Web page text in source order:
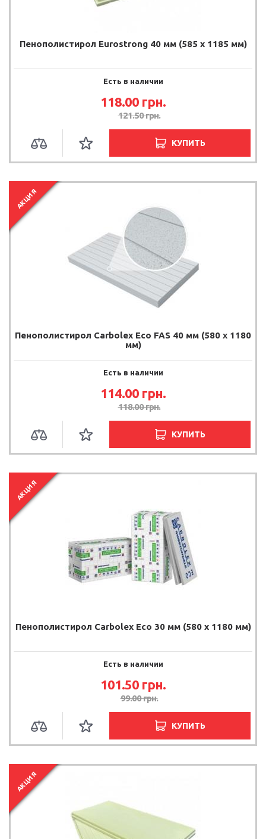
Пенополистирол Eurostrong 40 мм (585 x 1185 мм)
Есть в наличии
118.00 грн.
121.50грн.
КУПИТЬ
АКЦИЯ
Пенополистирол Carbolex Eco FAS 40 мм (580 х 1180
мм)
Есть в наличии
114.00 грн.
118.00грн.
КУПИТЬ
АКЦИЯ
Пенополистирол Carbolex Eco 30 мм (580 х 1180 мм)
Есть в наличии
101.50 грн.
99.00грн.
КУПИТЬ
АКЦИЯ